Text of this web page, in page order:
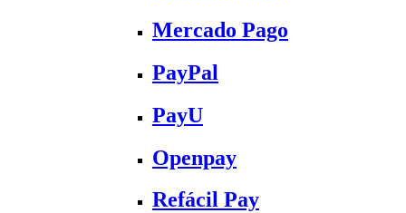
Mercado Pago
PayPal
PayU
Openpay
Refácil Pay